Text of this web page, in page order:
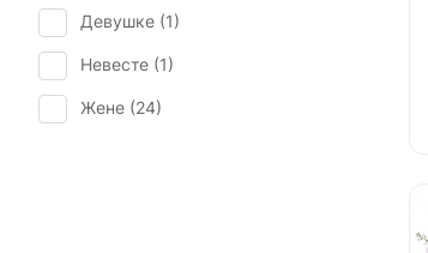
Девушке (1)
Невесте (1)
Жене (24)